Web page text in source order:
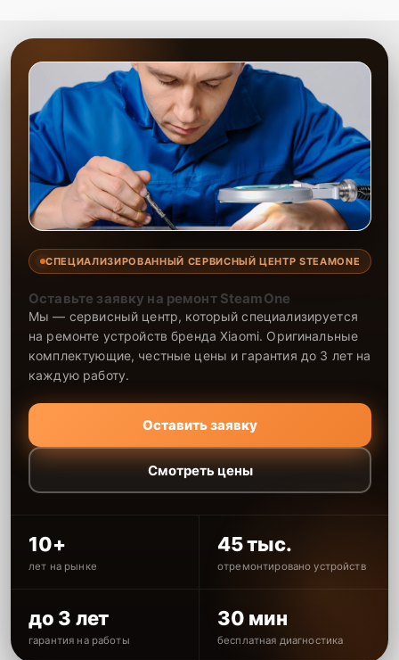
СПЕЦИАЛИЗИРОВАННЫЙ СЕРВИСНЫЙ ЦЕНТР STEAMONE
Оставьте заявку на ремонт SteamOne
Мы — сервисный центр, который специализируется
на ремонте устройств бренда Xiaomi. Оригинальные
комплектующие, честные цены и гарантия до 3 лет на
каждую работу.
Оставить заявку
Смотреть цены
10+
лет на рынке
45 тыс.
отремонтировано устройств
до 3 лет
гарантия на работы
30 мин
бесплатная диагностика